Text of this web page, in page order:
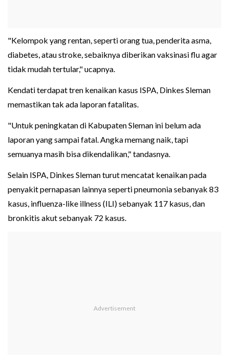
"Kelompok yang rentan, seperti orang tua, penderita asma,
diabetes, atau stroke, sebaiknya diberikan vaksinasi flu agar
tidak mudah tertular," ucapnya.
Kendati terdapat tren kenaikan kasus ISPA, Dinkes Sleman
memastikan tak ada laporan fatalitas.
"Untuk peningkatan di Kabupaten Sleman ini belum ada
laporan yang sampai fatal. Angka memang naik, tapi
semuanya masih bisa dikendalikan," tandasnya.
Selain ISPA, Dinkes Sleman turut mencatat kenaikan pada
penyakit pernapasan lainnya seperti pneumonia sebanyak 83
kasus, influenza-like illness (ILI) sebanyak 117 kasus, dan
bronkitis akut sebanyak 72 kasus.